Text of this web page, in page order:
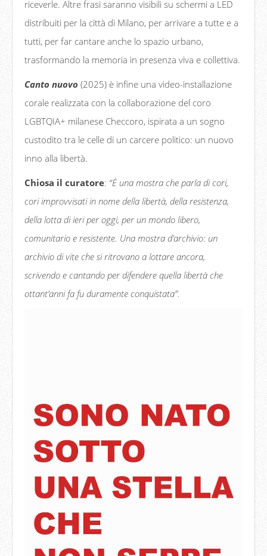
riceverle. Altre frasi saranno visibili su schermi a LED
distribuiti per la città di Milano, per arrivare a tutte e a
tutti, per far cantare anche lo spazio urbano,
trasformando la memoria in presenza viva e collettiva.
Canto nuovo (2025) è infine una video-installazione
corale realizzata con la collaborazione del coro
LGBTQIA+ milanese Checcoro, ispirata a un sogno
custodito tra le celle di un carcere politico: un nuovo
inno alla libertà.
Chiosa il curatore: “È una mostra che parla di cori,
cori improvvisati in nome della libertà, della resistenza,
della lotta di ieri per oggi, per un mondo libero,
comunitario e resistente. Una mostra d’archivio: un
archivio di vite che si ritrovano a lottare ancora,
scrivendo e cantando per difendere quella libertà che
ottant’anni fa fu duramente conquistata”.